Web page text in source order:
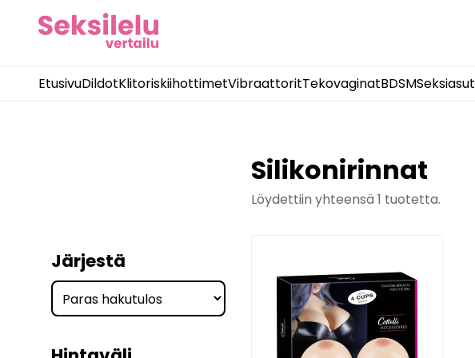
EtusivuDildotKlitoriskiihottimetVibraattoritTekovaginatBDSMSeksiasut
Silikonirinnat
Löydettiin yhteensä 1 tuotetta.
Järjestä